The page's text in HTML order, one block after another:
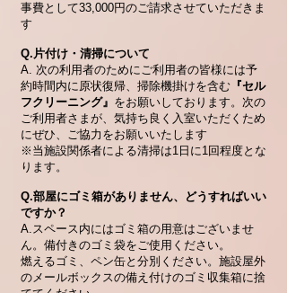
事費として33,000円のご請求させていただきま
す
Q.片付け・清掃について
A. 次の利用者のためにご利用者の皆様には予
約時間内に原状復帰、掃除機掛けを含む 『セル
フクリーニング』 をお願いしております。次の
ご利用者さまが、気持ち良く入室いただくため
にぜひ、ご協力をお願いいたします
※当施設関係者による清掃は1日に1回程度とな
ります。
Q.部屋にゴミ箱がありません、どうすればいい
ですか？
A.スペース内にはゴミ箱の用意はございませ
ん。備付きのゴミ袋をご使用ください。
燃えるゴミ、ペン缶と分別ください。施設屋外
のメールボックスの備え付けのゴミ収集箱に捨